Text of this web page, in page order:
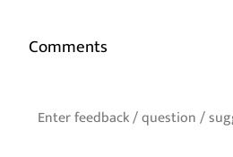
Comments